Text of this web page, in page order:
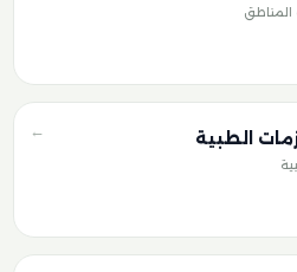
المناطق
الطبية ←